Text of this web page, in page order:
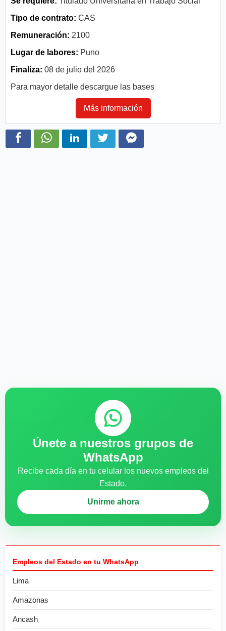
Tipo de contrato: CAS
Remuneración: 2100
Lugar de labores: Puno
Finaliza: 08 de julio del 2026
Para mayor detalle descargue las bases
Más información
Únete a nuestros grupos de
WhatsApp
Recibe cada día en tu celular los nuevos empleos del
Estado.
Unirme ahora
Empleos del Estado en tu WhatsApp
Lima
Amazonas
Ancash